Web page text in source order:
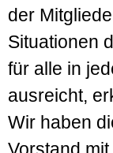
der
Situationen
für alle in
ausreicht,
Wir haben